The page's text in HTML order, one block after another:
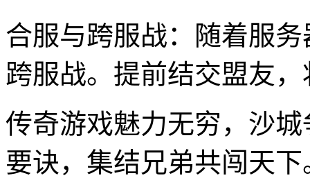
合服与跨服战：随着服
跨服战。提前结交盟友
传奇游戏魅力无穷，沙
要诀，集结兄弟共闯天